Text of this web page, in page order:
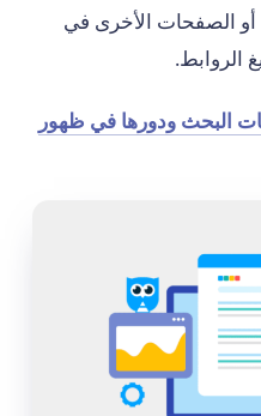
الصفحات الأخرى في
الروابط.
البحث ودورها في ظهور